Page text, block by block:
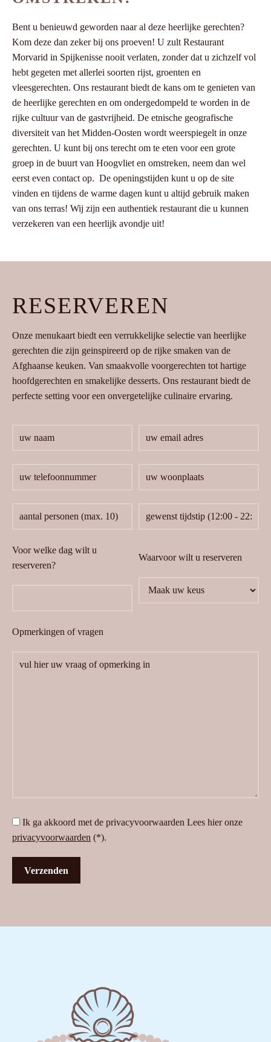
Bent u benieuwd geworden naar al deze heerlijke gerechten?
Kom deze dan zeker bij ons proeven! U zult Restaurant
Morvarid in Spijkenisse nooit verlaten, zonder dat u zichzelf vol
hebt gegeten met allerlei soorten rijst, groenten en
vleesgerechten. Ons restaurant biedt de kans om te genieten van
de heerlijke gerechten en om ondergedompeld te worden in de
rijke cultuur van de gastvrijheid. De etnische geografische
diversiteit van het Midden-Oosten wordt weerspiegelt in onze
gerechten. U kunt bij ons terecht om te eten voor een grote
groep in de buurt van Hoogvliet en omstreken, neem dan wel
eerst even contact op. De openingstijden kunt u op de site
vinden en tijdens de warme dagen kunt u altijd gebruik maken
van ons terras! Wij zijn een authentiek restaurant die u kunnen
verzekeren van een heerlijk avondje uit!
RESERVEREN
Onze menukaart biedt een verrukkelijke selectie van heerlijke
gerechten die zijn geinspireerd op de rijke smaken van de
Afghaanse keuken. Van smaakvolle voorgerechten tot hartige
hoofdgerechten en smakelijke desserts. Ons restaurant biedt de
perfecte setting voor een onvergetelijke culinaire ervaring.
Voor welke dag wilt u
reserveren?
Waarvoor wilt u reserveren
Opmerkingen of vragen
Ik ga akkoord met de privacyvoorwaarden Lees hier onze
privacyvoorwaarden (*).